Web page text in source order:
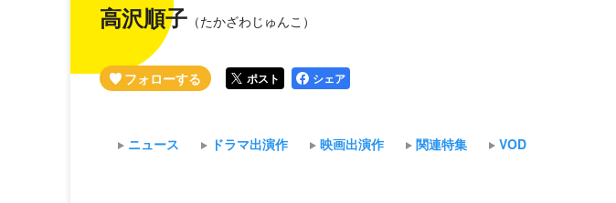
高沢順子 （たかざわじゅんこ）
ポスト シェア
ニュース ドラマ出演作 映画出演作 関連特集 VOD